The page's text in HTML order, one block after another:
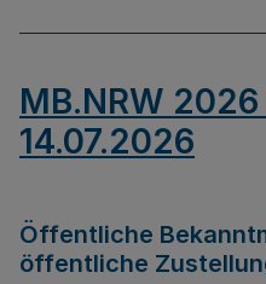
MB.NRW
14.07.2026
Öffentliche
öffentliche